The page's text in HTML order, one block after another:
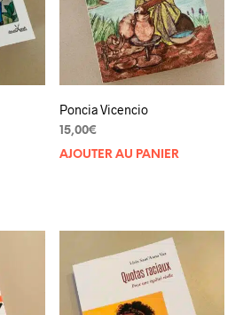
Poncia Vicencio
15,00€
AJOUTER AU PANIER